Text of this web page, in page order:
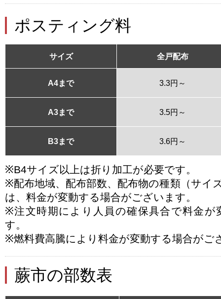
ポスティング料
サイズ 全戸配布
A4まで 3.3円～
A3まで 3.5円～
B3まで 3.6円～
※B4サイズ以上は折り加工が必要です。
※配布地域、配布部数、配布物の種類（サイ
は、料金が変動する場合がございます。
※注文時期により人員の確保具合で料金が
す。
※燃料費高騰により料金が変動する場合がご
蕨市の部数表